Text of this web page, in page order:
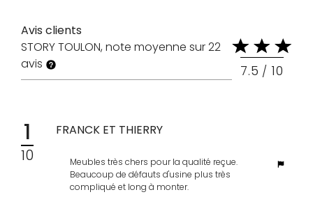
Avis clients
STORY TOULON note moyenne sur22
avis
7.5 / 10
1
10
FRANCK ET THIERRY
Meubles très chers pour la qualité reçue.
Beaucoup de défauts d'usine plus très
compliqué et long à monter.